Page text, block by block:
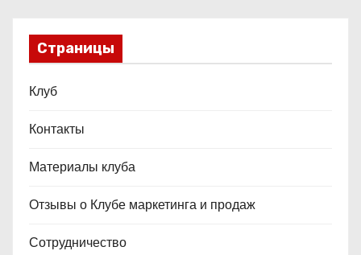
Страницы
Клуб
Контакты
Материалы клуба
Отзывы о Клубе маркетинга и продаж
Сотрудничество